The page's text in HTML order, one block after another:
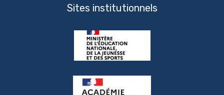
Sites institutionnels